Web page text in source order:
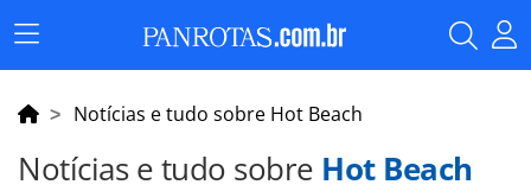
Menu
Principal
Notícias e tudo sobre Hot Beach
Notícias e tudo sobre Hot Beach